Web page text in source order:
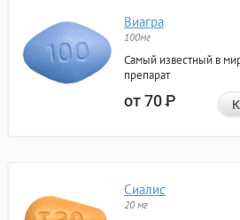
Виагра
100мг
Самый известный в
препарат
от 70Р
Сиалис
20 мг